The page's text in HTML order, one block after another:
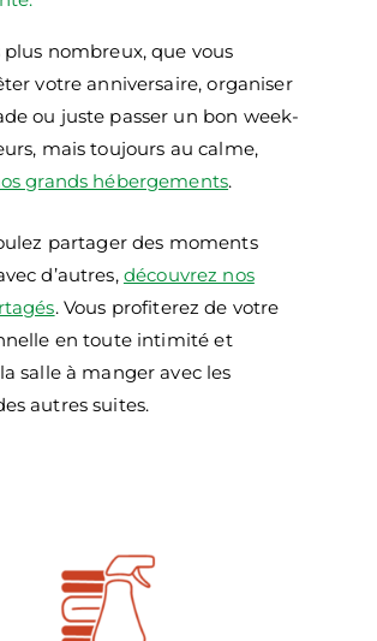
plus nombreux, que vous
votre anniversaire, organiser
ou juste passer un bon week-
mais toujours au calme,
grands hébergements.
partager des moments
d’autres, découvrez nos
. Vous profiterez de votre
en toute intimité et
salle à manger avec les
autres suites.